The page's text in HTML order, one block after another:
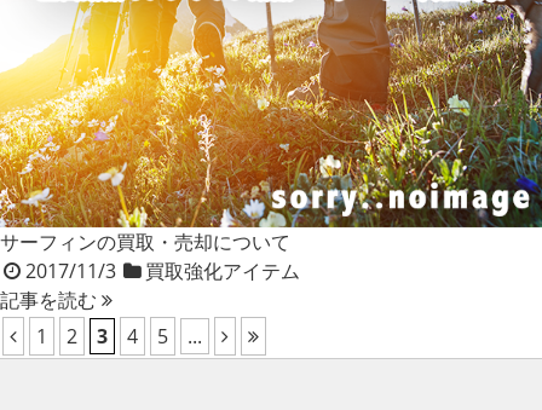
サーフィンの買取・売却について
2017/11/3
買取強化アイテム
記事を読む
1
2 3 4 5 ...